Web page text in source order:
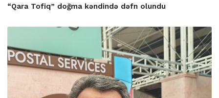
“Qara Tofiq” doğma kəndində dəfn olundu